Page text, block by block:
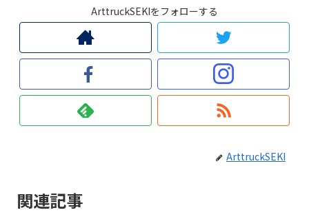
ArttruckSEKIをフォローする
ArttruckSEKI
関連記事